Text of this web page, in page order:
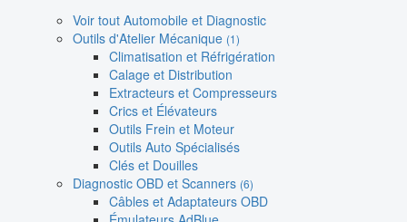
Voir tout Automobile et Diagnostic
Outils d'Atelier Mécanique (1)
Climatisation et Réfrigération
Calage et Distribution
Extracteurs et Compresseurs
Crics et Élévateurs
Outils Frein et Moteur
Outils Auto Spécialisés
Clés et Douilles
Diagnostic OBD et Scanners (6)
Câbles et Adaptateurs OBD